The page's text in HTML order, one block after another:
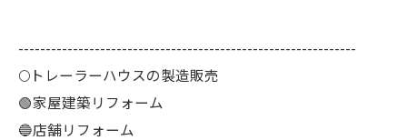
--------------------------------------------------------------
🌕️トレーラーハウスの製造販売
🟢家屋建築リフォーム
🔵店舗リフォーム